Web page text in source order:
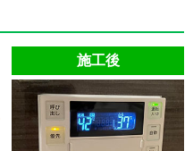
施工後